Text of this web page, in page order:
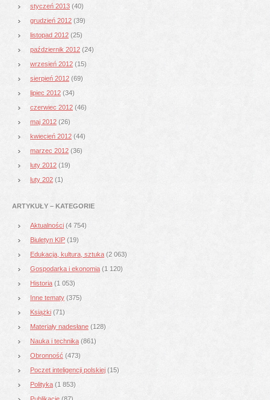
styczeń 2013 (40)
grudzień 2012 (39)
listopad 2012 (25)
październik 2012 (24)
wrzesień 2012 (15)
sierpień 2012 (69)
lipiec 2012 (34)
czerwiec 2012 (46)
maj 2012 (26)
kwiecień 2012 (44)
marzec 2012 (36)
luty 2012 (19)
luty 202 (1)
ARTYKUŁY – KATEGORIE
Aktualności (4 754)
Biuletyn KIP (19)
Edukacja, kultura, sztuka (2 063)
Gospodarka i ekonomia (1 120)
Historia (1 053)
Inne tematy (375)
Książki (71)
Materiały nadesłane (128)
Nauka i technika (861)
Obronność (473)
Poczet inteligencji polskiej (15)
Polityka (1 853)